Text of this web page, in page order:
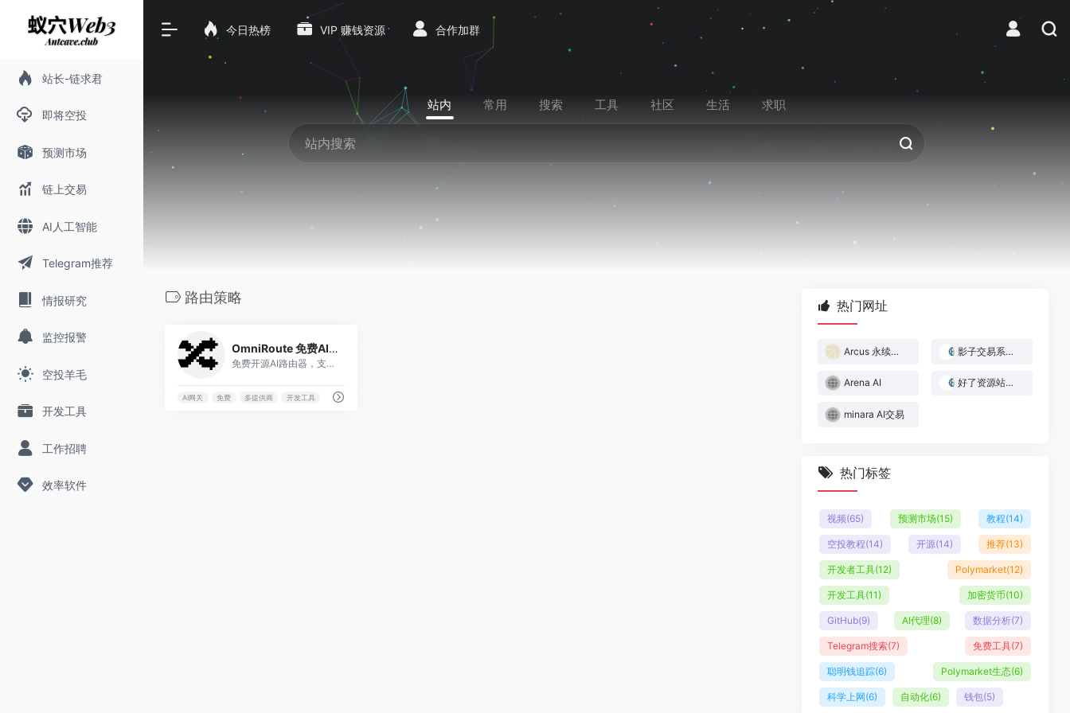
站长-链求君
即将空投
预测市场
链上交易
AI人工智能
Telegram推荐
情报研究
监控报警
空投羊毛
开发工具
工作招聘
效率软件
今日热榜 VIP 赚钱资源 合作加群
站内 常用 搜索 工具 社区 生活 求职
路由策略
OmniRoute 免费AI路由网关
免费开源AI路由器，支持236家提供商、95个MCP工具和17种路由策略。具备自动故障转移、语义缓存、记忆与技能、A2A协议等功能，可部署在任何环境，简化AI集成。
AI网关 免费 多提供商 开发工具
热门网址
Arcus 永续合约交易所 影子交易系统 — 跟着做市商赚钱
Arena AI 好了资源站｜Web3与AI实战资源库
minara AI交易
热门标签
视频(65) 预测市场(15) 教程(14)
空投教程(14) 开源(14) 推荐(13)
开发者工具(12) Polymarket(12)
开发工具(11) 加密货币(10)
GitHub(9) AI代理(8) 数据分析(7)
Telegram搜索(7) 免费工具(7)
聪明钱追踪(6) Polymarket生态(6)
科学上网(6) 自动化(6) 钱包(5)